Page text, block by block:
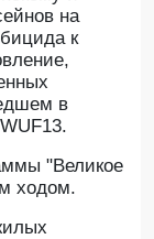
на
к
в
"Великое
ходом.